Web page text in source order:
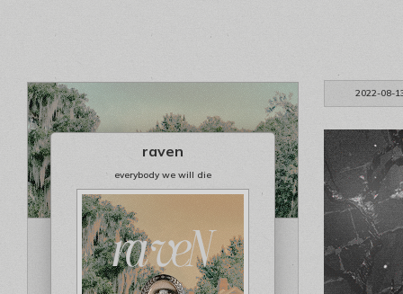
2022-08-
raven
everybody we will die